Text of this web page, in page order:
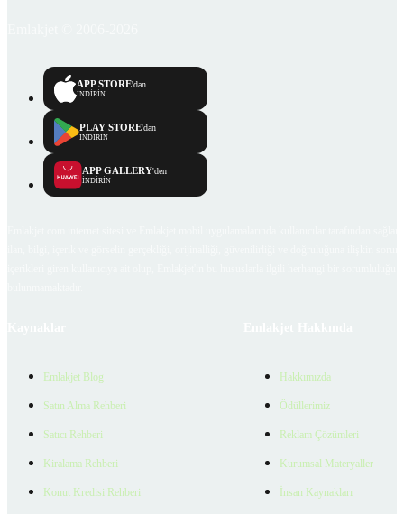
APP STORE'dan
İNDİRİN
PLAY STORE'dan
İNDİRİN
APP GALLERY'den
İNDİRİN
Emlakjet Blog
Satın Alma Rehberi
Satıcı Rehberi
Kiralama Rehberi
Konut Kredisi Rehberi
Hakkımızda
Ödüllerimiz
Reklam Çözümleri
Kurumsal Materyaller
İnsan Kaynakları